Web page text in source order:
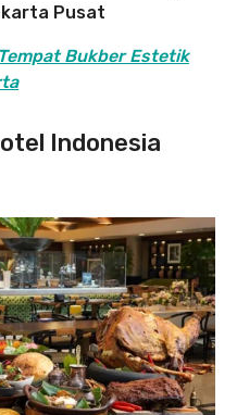
Pusat
Bukber Estetik
Indonesia